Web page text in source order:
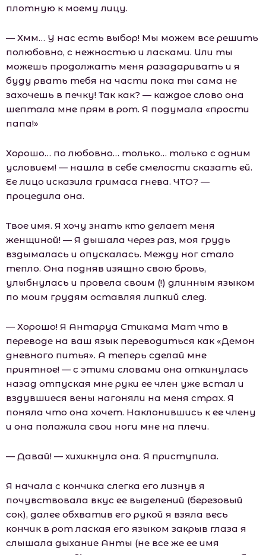
плотную к моему лицу.
— Хмм… У нас есть выбор! Мы можем все решить
полюбовно, с нежностью и ласками. Или ты
можешь продолжать меня разадаривать и я
буду рвать тебя на части пока ты сама не
захочешь в печку! Так как? — каждое слово она
шептала мне прям в рот. Я подумала «прости
папа!»
Хорошо… по любовно… только… только с одним
условием! — нашла в себе смелости сказать ей.
Ее лицо исказила гримаса гнева. ЧТО? —
процедила она.
Твое имя. Я хочу знать кто делает меня
женщиной! — Я дышала через раз, моя грудь
вздымалась и опускалась. Между ног стало
тепло. Она подняв изящно свою бровь,
улыбнулась и провела своим (!) длинным языком
по моим грудям оставляя липкий след.
— Хорошо! Я Антаруа Стикама Мат что в
переводе на ваш язык переводиться как «Демон
дневного питья». А теперь сделай мне
приятное! — с этими словами она откинулась
назад отпуская мне руки ее член уже встал и
вздувшиеся вены нагоняли на меня страх. Я
поняла что она хочет. Наклонившись к ее члену
и она полажила свои ноги мне на плечи.
— Давай! — хихикнула она. Я приступила.
Я начала с кончика слегка его лизнув я
почувствовала вкус ее выделений (березовый
сок), далее обхватив его рукой я взяла весь
кончик в рот лаская его языком закрыв глаза я
слышала дыхание Анты (не все же ее имя